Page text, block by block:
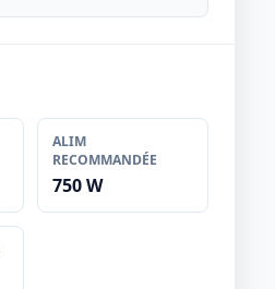
ALIM
RECOMMANDÉE
750 W